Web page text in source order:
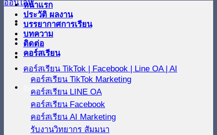
คอร์สเรียน TikTok | Facebook | Line OA | AI
หน้าแรก
ประวัติ ผลงาน
บรรยากาศการเรียน
บทความ
ติดต่อ
คอร์สเรียน
คอร์สเรียน TikTok Marketing
คอร์สเรียน LINE OA
คอร์สเรียน Facebook
คอร์สเรียน AI Marketing
รับงานวิทยากร สัมมนา